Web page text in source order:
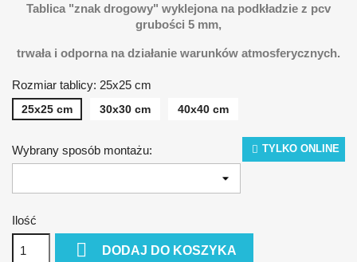
TYLKO ONLINE
Tablica "znak drogowy" wyklejona na podkładzie z pcv
grubości 5 mm,
trwała i odporna na działanie warunków atmosferycznych.
Rozmiar tablicy: 25x25 cm
25x25 cm 30x30 cm 40x40 cm
Wybrany sposób montażu:
Ilość
 DODAJ DO KOSZYKA